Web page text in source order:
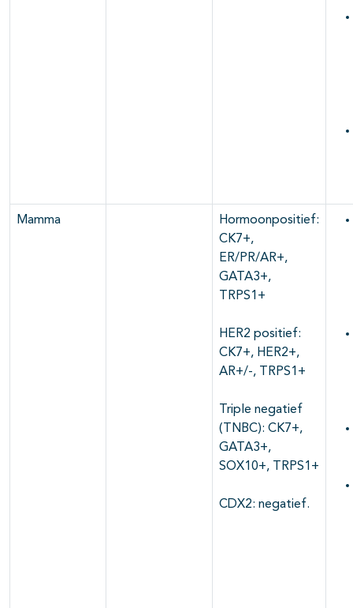
Mamma
Hormoonpositief:
CK7+,
ER/PR/AR+,
GATA3+,
TRPS1+
HER2 positief:
CK7+, HER2+,
AR+/-, TRPS1+
Triple negatief
(TNBC): CK7+,
GATA3+,
SOX10+, TRPS1+
CDX2: negatief.